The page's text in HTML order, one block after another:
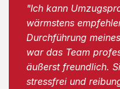
"Ich kann
wärmstens
Durchführung
war das Team
äußerst freundlich.
stressfrei und